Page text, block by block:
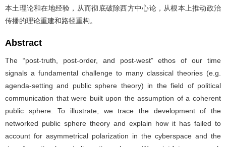
本土理论和在地经验，从而彻底破除西方中心论，从根本上推动政治
传播的理论重建和路径重构。
Abstract
The “post-truth, post-order, and post-west” ethos of our time
signals a fundamental challenge to many classical theories (e.g.
agenda-setting and public sphere theory) in the field of political
communication that were built upon the assumption of a coherent
public sphere. To illustrate, we trace the development of the
networked public sphere theory and explain how it has failed to
account for asymmetrical polarization in the cyberspace and the